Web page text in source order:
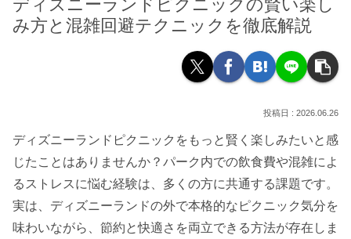
ディズニーランドピクニックの賢い楽し
み方と混雑回避テクニックを徹底解説
2026.06.26
ディズニーランドピクニックをもっと賢く楽しみたいと感
じたことはありませんか？パーク内での飲食費や混雑によ
るストレスに悩む経験は、多くの方に共通する課題です。
実は、ディズニーランドの外で本格的なピクニック気分を
味わいながら、節約と快適さを両立できる方法が存在しま